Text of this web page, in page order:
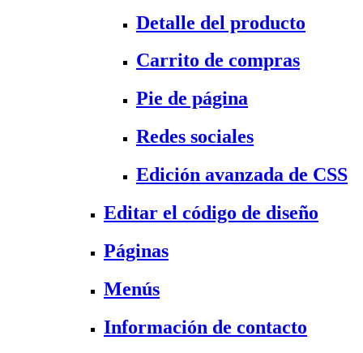
Detalle del producto
Carrito de compras
Pie de página
Redes sociales
Edición avanzada de CSS
Editar el código de diseño
Páginas
Menús
Información de contacto